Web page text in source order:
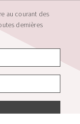
au courant des
dernières